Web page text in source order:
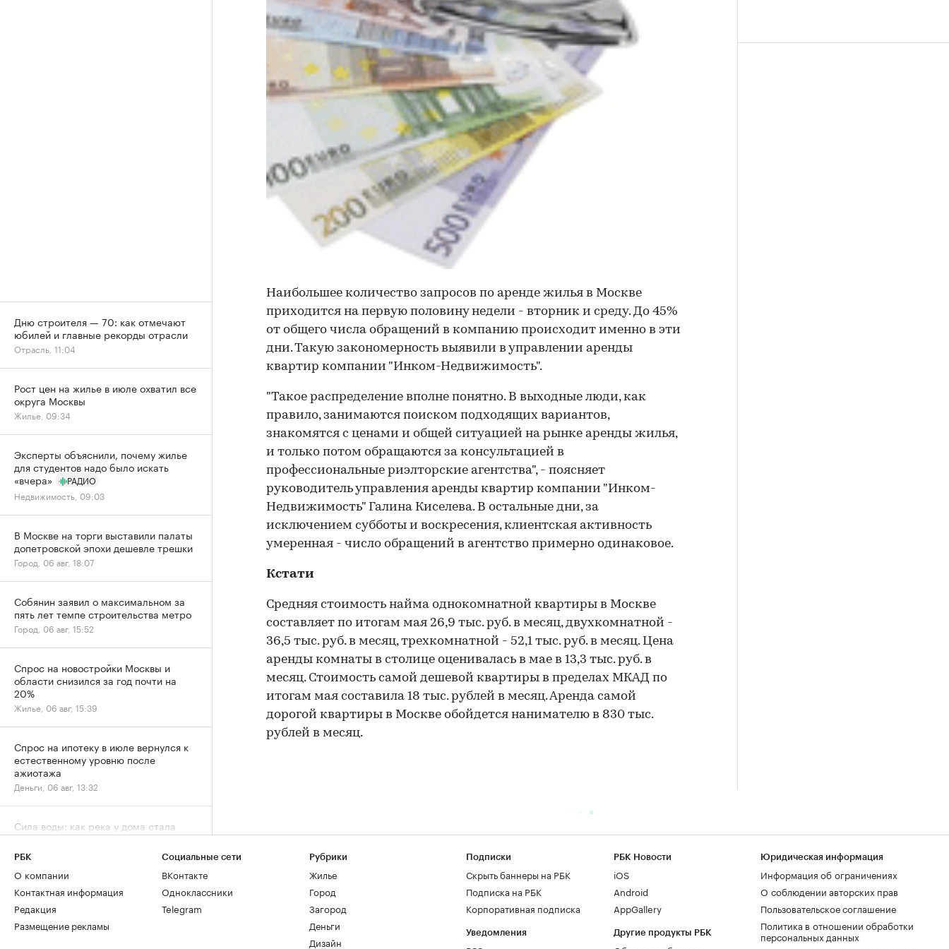
Наибольшее количество запросов по аренде жилья в Москве
приходится на первую половину недели - вторник и среду. До 45%
от общего числа обращений в компанию происходит именно в эти
дни. Такую закономерность выявили в управлении аренды
квартир компании "Инком-Недвижимость".
"Такое распределение вполне понятно. В выходные люди, как
правило, занимаются поиском подходящих вариантов,
знакомятся с ценами и общей ситуацией на рынке аренды жилья,
и только потом обращаются за консультацией в
профессиональные риэлторские агентства", - поясняет
руководитель управления аренды квартир компании "Инком-
Недвижимость" Галина Киселева. В остальные дни, за
исключением субботы и воскресения, клиентская активность
умеренная - число обращений в агентство примерно одинаковое.
Кстати
Средняя стоимость найма однокомнатной квартиры в Москве
составляет по итогам мая 26,9 тыс. руб. в месяц, двухкомнатной -
36,5 тыс. руб. в месяц, трехкомнатной - 52,1 тыс. руб. в месяц. Цена
аренды комнаты в столице оценивалась в мае в 13,3 тыс. руб. в
месяц. Стоимость самой дешевой квартиры в пределах МКАД по
итогам мая составила 18 тыс. рублей в месяц. Аренда самой
дорогой квартиры в Москве обойдется нанимателю в 830 тыс.
рублей в месяц.
Дню строителя — 70: как отмечают
юбилей и главные рекорды отрасли
Отрасль, 11:04
Рост цен на жилье в июле охватил все
округа Москвы
Жилье, 09:34
Эксперты объяснили, почему жилье
для студентов надо было искать
«вчера»
РАДИО
Недвижимость, 09:03
В Москве на торги выставили палаты
допетровской эпохи дешевле трешки
Город, 06 авг, 18:07
Собянин заявил о максимальном за
пять лет темпе строительства метро
Город, 06 авг, 15:52
Спрос на новостройки Москвы и
области снизился за год почти на
20%
Жилье, 06 авг, 15:39
Спрос на ипотеку в июле вернулся к
естественному уровню после
ажиотажа
Деньги, 06 авг, 13:32
Сила воды: как река у дома стала
символом премиальной жизни в
Москве
За 9 лет в Москве в кадастр внесли
более 500 новостроек по реновации
Город, 06 авг, 12:25
РБК
О компании
Контактная информация
Редакция
Размещение рекламы
Социальные сети
ВКонтакте
Одноклассники
Telegram
Рубрики
Жилье
Город
Загород
Деньги
Дизайн
Подписки
Скрыть баннеры на РБК
Подписка на РБК
Корпоративная подписка
Уведомления
РБК Новости
iOS
Android
AppGallery
Другие продукты РБК
Юридическая информация
Информация об ограничениях
О соблюдении авторских прав
Пользовательское соглашение
Политика в отношении обработки
персональных данных